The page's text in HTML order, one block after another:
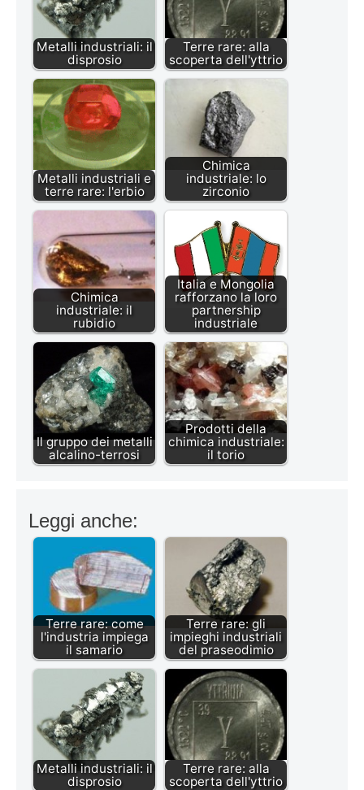
Metalli industriali: il
disprosio
Terre rare: alla
scoperta dell'yttrio
Metalli industriali e
terre rare: l'erbio
Chimica
industriale: lo
zirconio
Chimica
industriale: il
rubidio
Italia e Mongolia
rafforzano la loro
partnership
industriale
Il gruppo dei metalli
alcalino-terrosi
Prodotti della
chimica industriale:
il torio
Leggi anche:
Terre rare: come
l'industria impiega
il samario
Terre rare: gli
impieghi industriali
del praseodimio
Metalli industriali: il
disprosio
Terre rare: alla
scoperta dell'yttrio